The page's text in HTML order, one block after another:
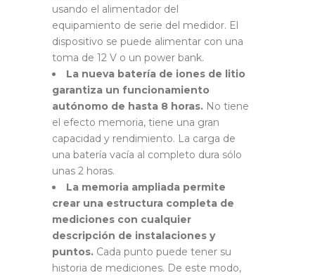
usando el alimentador del
equipamiento de serie del medidor. El
dispositivo se puede alimentar con una
toma de 12 V o un power bank.
La nueva batería de iones de litio
garantiza un funcionamiento
autónomo de hasta 8 horas. No tiene
el efecto memoria, tiene una gran
capacidad y rendimiento. La carga de
una batería vacía al completo dura sólo
unas 2 horas.
La memoria ampliada permite
crear una estructura completa de
mediciones con cualquier
descripción de instalaciones y
puntos. Cada punto puede tener su
historia de mediciones. De este modo,